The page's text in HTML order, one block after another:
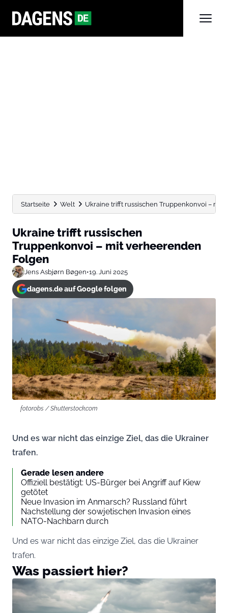
Startseite Welt Ukraine trifft russischen Truppenkonvoi – mit
Ukraine trifft russischen
Truppenkonvoi – mit verheerenden
Folgen
Jens Asbjørn Bøgen•19. Juni 2025
dagens.de auf Google folgen
fotorobs / Shutterstock.com
Und es war nicht das einzige Ziel, das die Ukrainer
trafen.
Gerade lesen andere
Offiziell bestätigt: US-Bürger bei Angriff auf Kiew
getötet
Neue Invasion im Anmarsch? Russland führt
Nachstellung der sowjetischen Invasion eines
NATO-Nachbarn durch
Und es war nicht das einzige Ziel, das die Ukrainer
trafen.
Was passiert hier?